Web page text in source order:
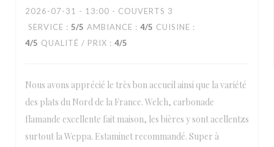
2026-07-31 - 13:00 - COUVERTS 3
SERVICE : 5/5 AMBIANCE : 4/5 CUISINE :
4/5 QUALITÉ / PRIX : 4/5
Nous avons apprécié le très bon accueil ainsi que la variété
des plats du Nord de la France. Welch, carbonade
flamande excellente fait maison, les bières y sont acellentzs
surtout la Weppa. Estaminet recommandé. Super à